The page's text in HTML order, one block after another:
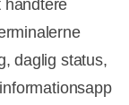
håndtere
daglig status,